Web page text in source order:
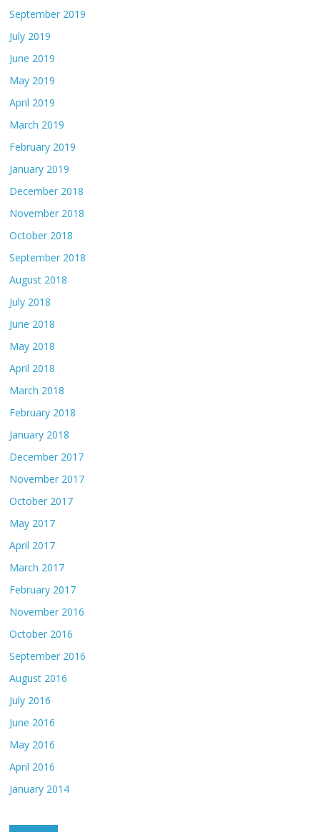
September 2019
July 2019
June 2019
May 2019
April 2019
March 2019
February 2019
January 2019
December 2018
November 2018
October 2018
September 2018
August 2018
July 2018
June 2018
May 2018
April 2018
March 2018
February 2018
January 2018
December 2017
November 2017
October 2017
May 2017
April 2017
March 2017
February 2017
November 2016
October 2016
September 2016
August 2016
July 2016
June 2016
May 2016
April 2016
January 2014